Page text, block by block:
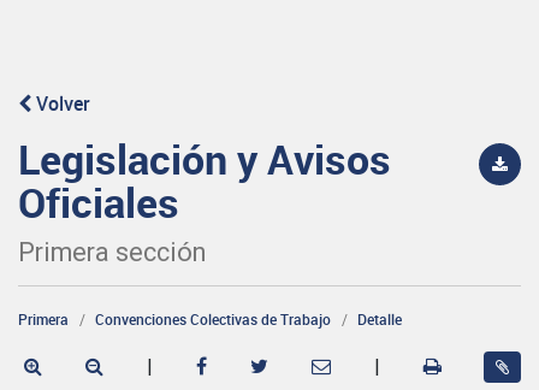
Volver
Legislación y Avisos
Oficiales
Primera sección
Primera Convenciones Colectivas de Trabajo Detalle
| |